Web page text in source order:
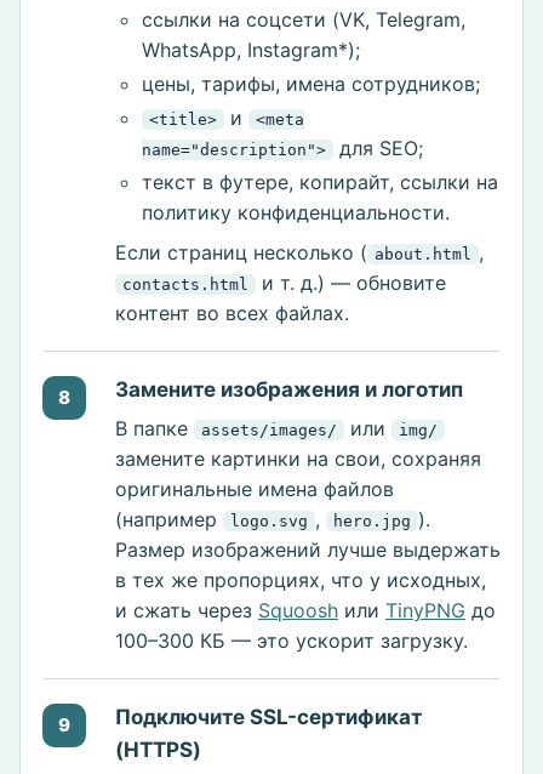
ссылки на соцсети (VK, Telegram,
WhatsApp, Instagram*);
цены, тарифы, имена сотрудников;
<title> и
<meta
name="description">
для SEO;
текст в футере, копирайт, ссылки на
политику конфиденциальности.
Если страниц несколько ( about.html ,
contacts.html
и т. д.) — обновите
контент во всех файлах.
8
Замените изображения и логотип
В папке
assets/images/ или img/
замените картинки на свои, сохраняя
оригинальные имена файлов
(например
logo.svg , hero.jpg ).
Размер изображений лучше выдержать
в тех же пропорциях, что у исходных,
и сжать через Squoosh или TinyPNG до
100–300 КБ — это ускорит загрузку.
9
Подключите SSL-сертификат
(HTTPS)